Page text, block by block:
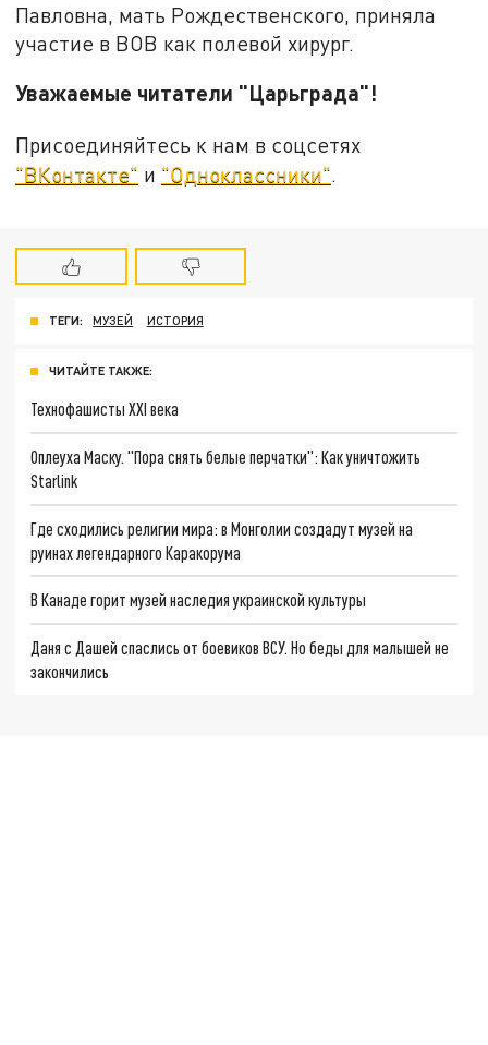
Павловна, мать Рождественского, приняла
участие в ВОВ как полевой хирург.
Уважаемые читатели "Царьграда"!
Присоединяйтесь к нам в соцсетях
"ВКонтакте" и "Одноклассники".
ТЕГИ: МУЗЕЙ ИСТОРИЯ
ЧИТАЙТЕ ТАКЖЕ:
Технофашисты XXI века
Оплеуха Маску. "Пора снять белые перчатки": Как уничтожить
Starlink
Где сходились религии мира: в Монголии создадут музей на
руинах легендарного Каракорума
В Канаде горит музей наследия украинской культуры
Даня с Дашей спаслись от боевиков ВСУ. Но беды для малышей не
закончились